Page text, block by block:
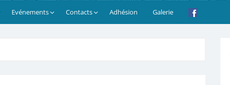
Evénements Contacts Adhésion Galerie